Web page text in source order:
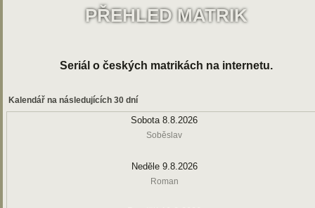
PŘEHLED MATRIK
Seriál o českých matrikách na internetu.
Kalendář na následujících 30 dní
Sobota 8.8.2026
Soběslav
Neděle 9.8.2026
Roman